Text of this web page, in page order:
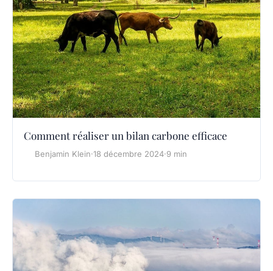
Comment réaliser un bilan carbone efficace
Benjamin Klein·18 décembre 2024·9 min